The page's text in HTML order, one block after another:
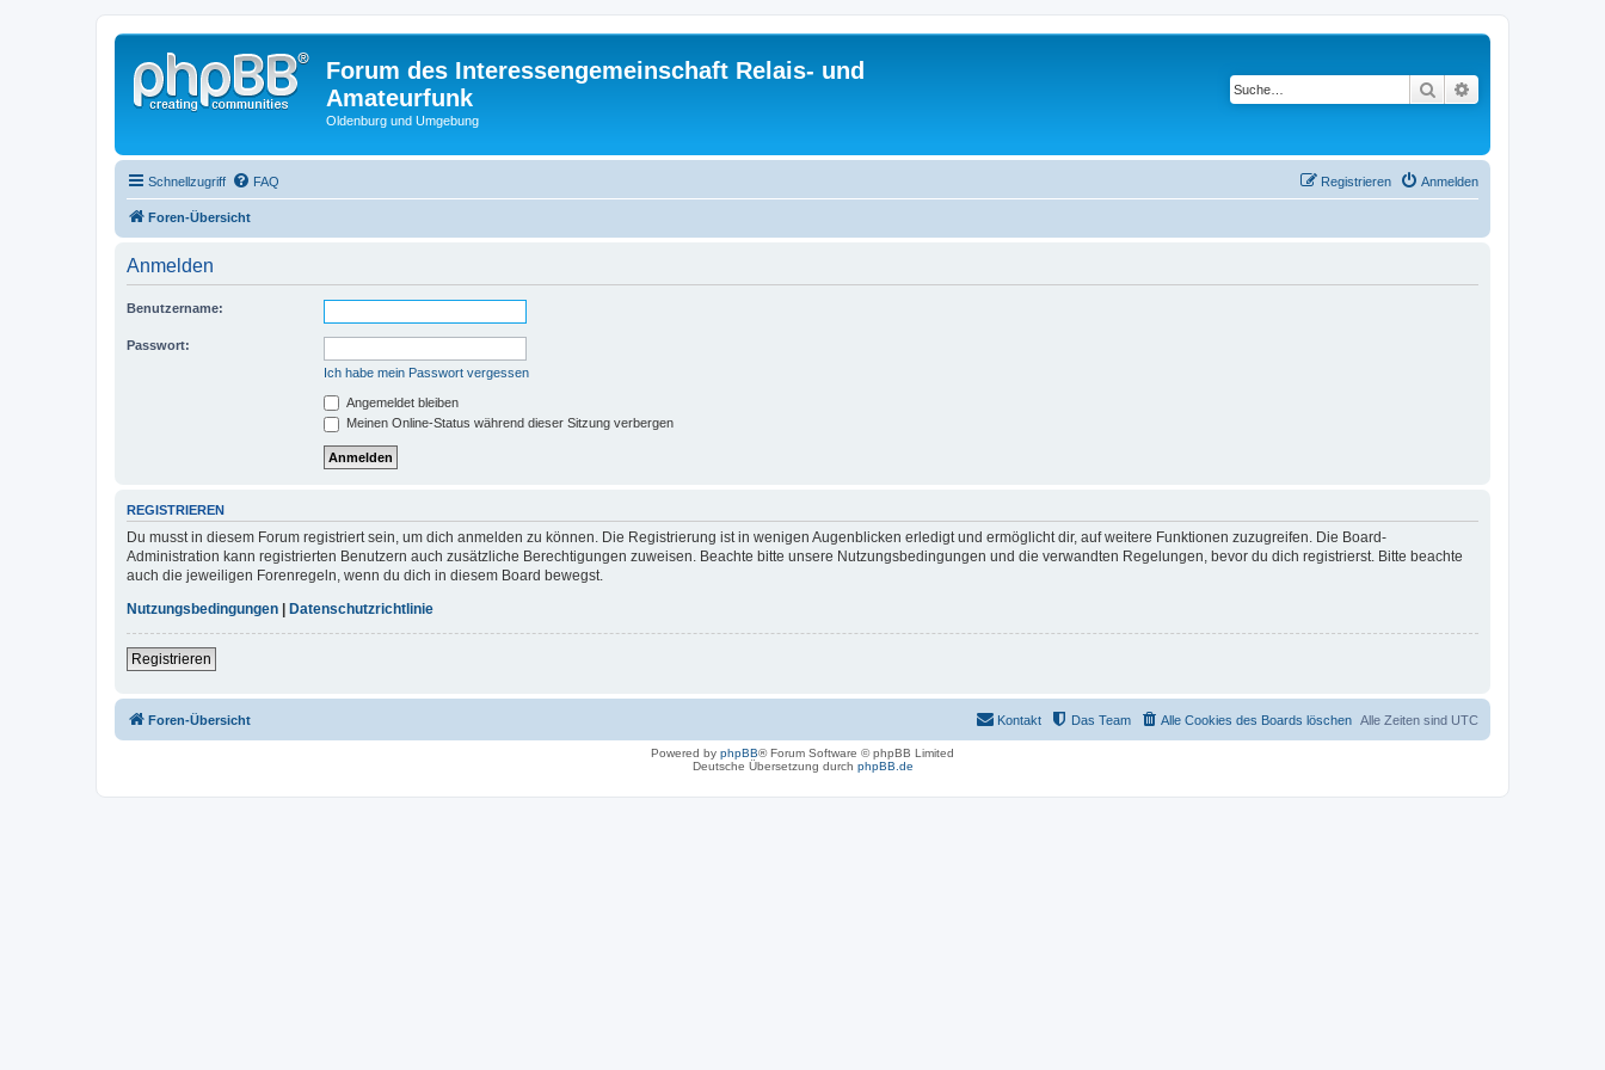
Forum des Interessengemeinschaft Relais- und
Amateurfunk
Oldenburg und Umgebung
Suche
Schnellzugriff FAQ Anmelden
Registrieren
Foren-Übersicht
Anmelden
Benutzername:
Passwort:
Ich habe mein Passwort vergessen
Angemeldet bleiben
Meinen Online-Status während dieser Sitzung verbergen
REGISTRIEREN
Du musst in diesem Forum registriert sein, um dich anmelden zu können. Die Registrierung ist in wenigen Augenblicken erledigt und ermöglicht dir, auf weitere Funktionen zuzugreifen. Die Board-
Administration kann registrierten Benutzern auch zusätzliche Berechtigungen zuweisen. Beachte bitte unsere Nutzungsbedingungen und die verwandten Regelungen, bevor du dich registrierst. Bitte beachte
auch die jeweiligen Forenregeln, wenn du dich in diesem Board bewegst.
Nutzungsbedingungen
Datenschutzrichtlinie
Registrieren
Foren-Übersicht Alle Zeiten sind UTC
Alle Cookies des Boards löschen
Das Team
Kontakt
Powered by phpBB® Forum Software © phpBB Limited
Deutsche Übersetzung durch phpBB.de